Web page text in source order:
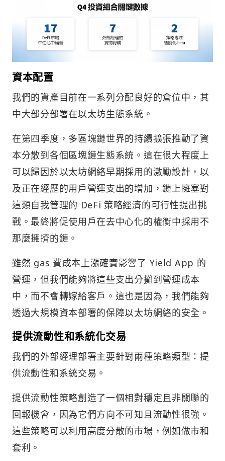
資本配置
我們的資產目前在一系列分配良好的倉位中，其
中大部分部署在以太坊生態系統。
在第四季度，多區塊鏈世界的持續擴張推動了資
本分散到各個區塊鏈生態系統。這在很大程度上
可以歸因於以太坊網絡早期採用的激勵設計，以
及正在經歷的用戶營運支出的增加，鏈上擁塞對
這類自我管理的 DeFi 策略經濟的可行性提出挑
戰。最終將促使用戶在去中心化的權衡中採用不
那麼擁擠的鏈。
雖然 gas 費成本上漲確實影響了 Yield App 的
營運，但我們能夠將這些支出分攤到營運成本
中，而不會轉嫁給客戶。這也是因為，我們能夠
透過大規模資本部署的保障以太坊網絡的安全。
提供流動性和系統化交易
我們的外部經理部署主要針對兩種策略類型：提
供流動性和系統交易。
提供流動性策略創造了一個相對穩定且非關聯的
回報機會，因為它們方向不可知且流動性很強。
這些策略可以利用高度分散的市場，例如做市和
套利。